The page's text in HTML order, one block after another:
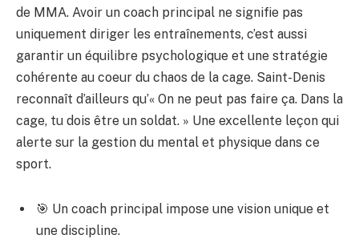
de MMA. Avoir un coach principal ne signifie pas
uniquement diriger les entraînements, c’est aussi
garantir un équilibre psychologique et une stratégie
cohérente au coeur du chaos de la cage. Saint-Denis
reconnaît d’ailleurs qu’« On ne peut pas faire ça. Dans la
cage, tu dois être un soldat. » Une excellente leçon qui
alerte sur la gestion du mental et physique dans ce
sport.
🎯 Un coach principal impose une vision unique et
une discipline.